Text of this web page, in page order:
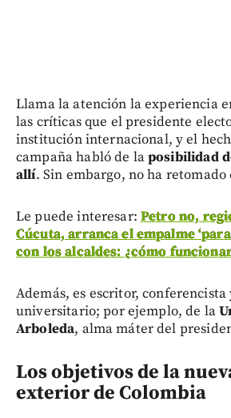
Llama la atención la experiencia
las críticas que el presidente
institución internacional, y el
campaña habló de laposibilidad
allí. Sin embargo, no ha
Le puede interesar: Petro no,
Cúcuta, arranca el empalme
con los alcaldes: ¿cómo
Además, es escritor,
universitario; por ejemplo, de la
Arboleda, alma máter del
Los objetivos de la
exterior de Colombia